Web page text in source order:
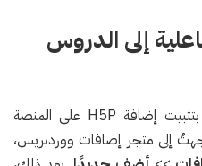
إلى الدروس
لتطبيق الاستراتيجية الأولى، بدأتُ بتثبيت إضافة H5P على المنصة
إلى متجر إضافات ووردبريس،